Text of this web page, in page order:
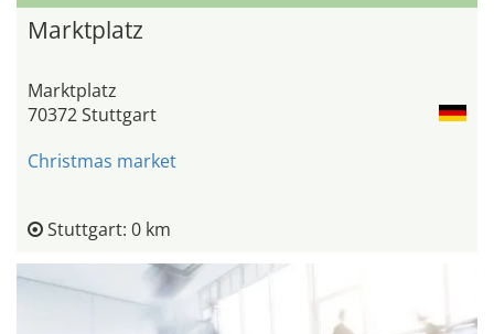
Marktplatz
Marktplatz
70372 Stuttgart
Christmas market
Stuttgart: 0 km